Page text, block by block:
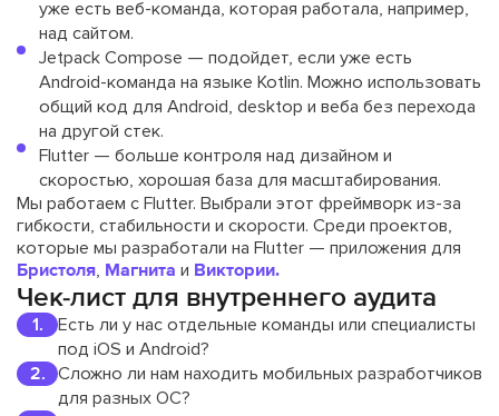
уже есть веб-команда, которая работала, например,
над сайтом.
Jetpack Compose — подойдет, если уже есть
Android-команда на языке Kotlin. Можно использовать
общий код для Android, desktop и веба без перехода
на другой стек.
Flutter — больше контроля над дизайном и
скоростью, хорошая база для масштабирования.
Мы работаем с Flutter. Выбрали этот фреймворк из-за
гибкости, стабильности и скорости. Среди проектов,
которые мы разработали на Flutter — приложения для
Бристоля, Магнита и Виктории.
Чек-лист для внутреннего аудита
Есть ли у нас отдельные команды или специалисты
под iOS и Android?
Сложно ли нам находить мобильных разработчиков
для разных ОС?